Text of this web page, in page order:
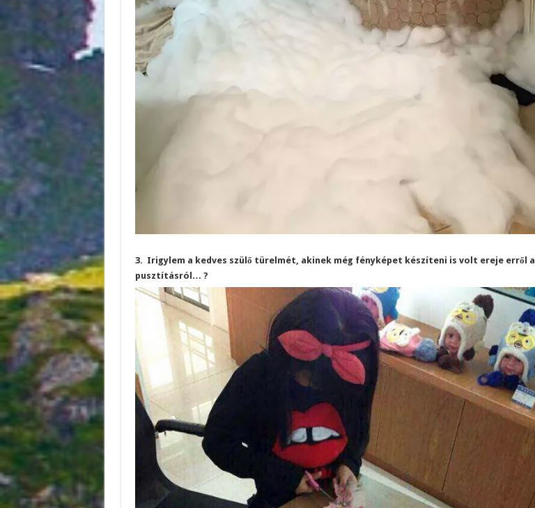
3. Irigylem a kedves szülő türelmét, akinek még fényképet készíteni is volt ereje erről a
pusztításról… ?